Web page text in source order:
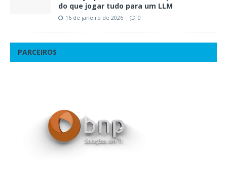
do que jogar tudo para um LLM
16 de janeiro de 2026 0
PARCEIROS